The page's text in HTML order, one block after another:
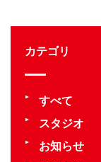
カテゴリ
すべて
スタジオ
お知らせ